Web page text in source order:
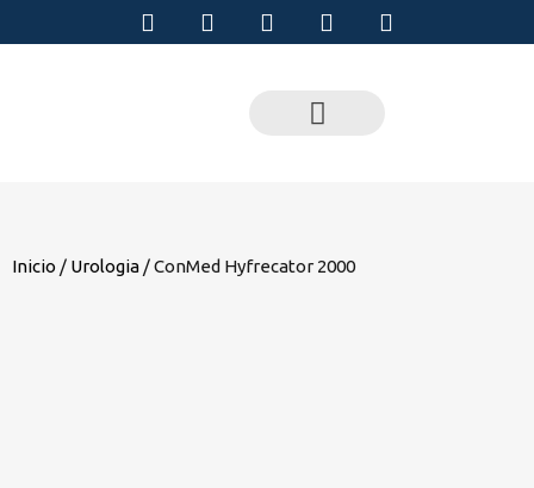
Inicio / Urologia / ConMed Hyfrecator 2000